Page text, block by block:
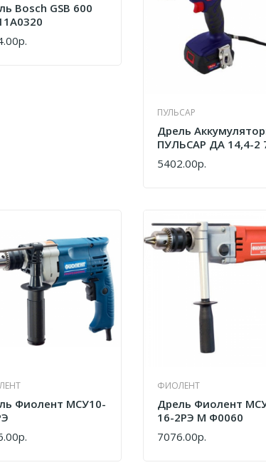
Bosch GSB 600
ПУЛЬСАР
Дрель
ПУЛЬСАР ДА 14,4-2
698
5402.00р.
КУПИТЬ
Фиолент МСУ10-
ФИОЛЕНТ
Дрель Фиолент
16-2РЭ М Ф0060
7076.00р.
КУПИТЬ